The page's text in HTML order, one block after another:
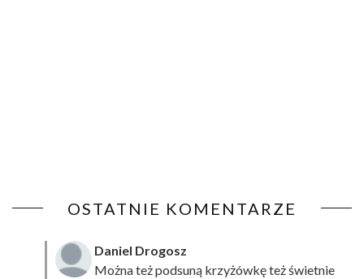
OSTATNIE KOMENTARZE
Daniel Drogosz
Można też podsuną krzyżówkęteż świetnie